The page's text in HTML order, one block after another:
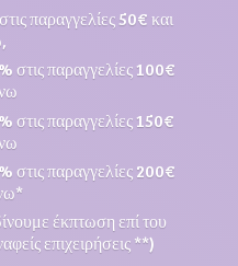
παραγγελίες 50€ και
στις παραγγελίες 100€
στις παραγγελίες 150€
στις παραγγελίες 200€
έκπτωση επί του
επιχειρήσεις **)